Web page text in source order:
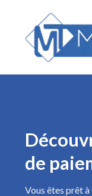
content
de
Vous êtes prêt